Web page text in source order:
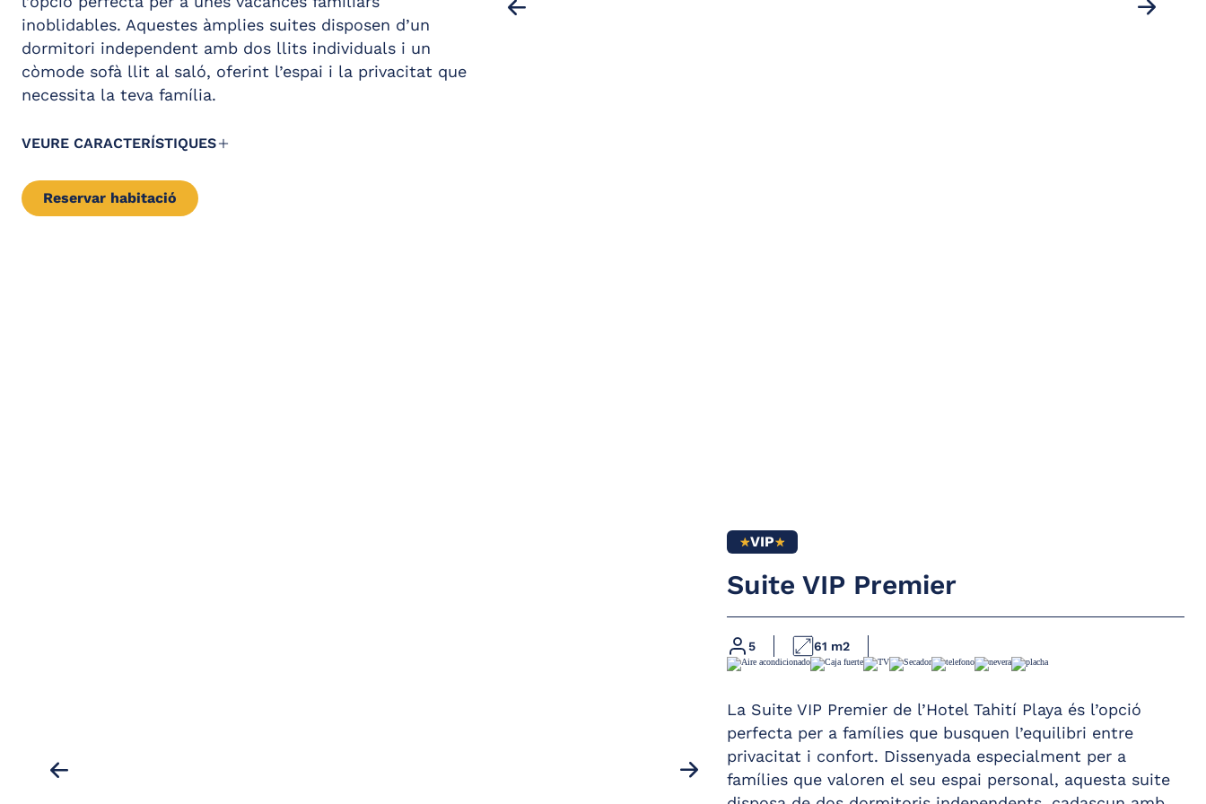
inoblidables. Aquestes àmplies suites disposen d’un
dormitori independent amb dos llits individuals i un
còmode sofà llit al saló, oferint l’espai i la privacitat que
necessita la teva família.
VEURE CARACTERÍSTIQUES
Reservar habitació
Telèfon
Caixa forta gratuïta
Nevera
Planxador
Aire condicionat /
Calefacció
Copa de cava diària de
cortesia a les 12 h a la
zona de la piscina
VIP
Suite VIP Premier
5 61 m2
La Suite VIP Premier de l’Hotel Tahití Playa és l’opció
perfecta per a famílies que busquen l’equilibri entre
privacitat i confort. Dissenyada especialment per a
famílies que valoren el seu espai personal, aquesta suite
Bany complet
Assecador de cabells
Terrassa moblada
Telèfon
Caixa forta gratuïta
Pack de begudes de
Bressol gratuït
Copa de cava diària de
cortesia a les 12 h a la
zona de la piscina
Servei de bullidor
d’aigua